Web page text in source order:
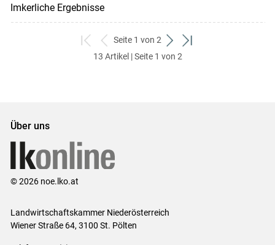
Imkerliche Ergebnisse
zum
ersten
zurück
zum
Seite 1 von 2
weiter
zum
zum
13 Artikel | Seite 1 von 2
Über uns
© 2026 noe.lko.at
Landwirtschaftskammer Niederösterreich
Wiener Straße 64, 3100 St. Pölten